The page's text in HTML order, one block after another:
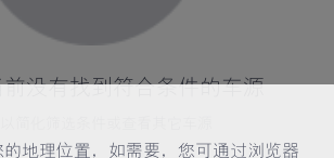
的地理位置，如需要，您可通过浏览器
没有找到符合条件的车源